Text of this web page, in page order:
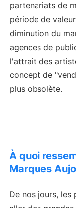
partenariats de
période de
diminution du
agences de
l'attrait des
concept de
plus obsolète.
À quoi
Marques
De nos jours, les